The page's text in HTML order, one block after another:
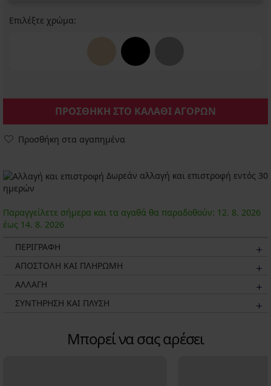
Επιλέξτε χρώμα:
ΠΡΟΣΘΗΚΗ ΣΤΟ ΚΑΛΑΘΙ ΑΓΟΡΩΝ
Προσθήκη στα αγαπημένα
Δωρεάν αλλαγή και επιστροφή εντός 30
ημερών
Παραγγείλετε σήμερα και τα αγαθά θα παραδοθούν: 12. 8. 2026
έως 14. 8. 2026
ΠΕΡΙΓΡΑΦΗ
ΑΠΟΣΤΟΛΗ ΚΑΙ ΠΛΗΡΩΜΗ
ΑΛΛΑΓΗ
ΣΥΝΤΗΡΗΣΗ ΚΑΙ ΠΛΥΣΗ
Μπορεί να σας αρέσει